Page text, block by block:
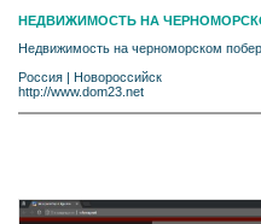
НЕДВИЖИМОСТЬ НА
Недвижимость на черноморском
Россия | Новороссийск
http://www.dom23.net